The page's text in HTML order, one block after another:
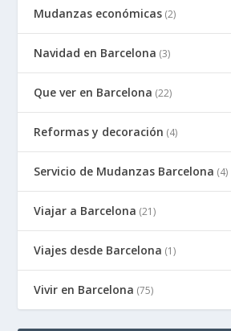
Mudanzas económicas (2)
Navidad en Barcelona (3)
Que ver en Barcelona (22)
Reformas y decoración (4)
Servicio de Mudanzas Barcelona (4)
Viajar a Barcelona (21)
Viajes desde Barcelona (1)
Vivir en Barcelona (75)